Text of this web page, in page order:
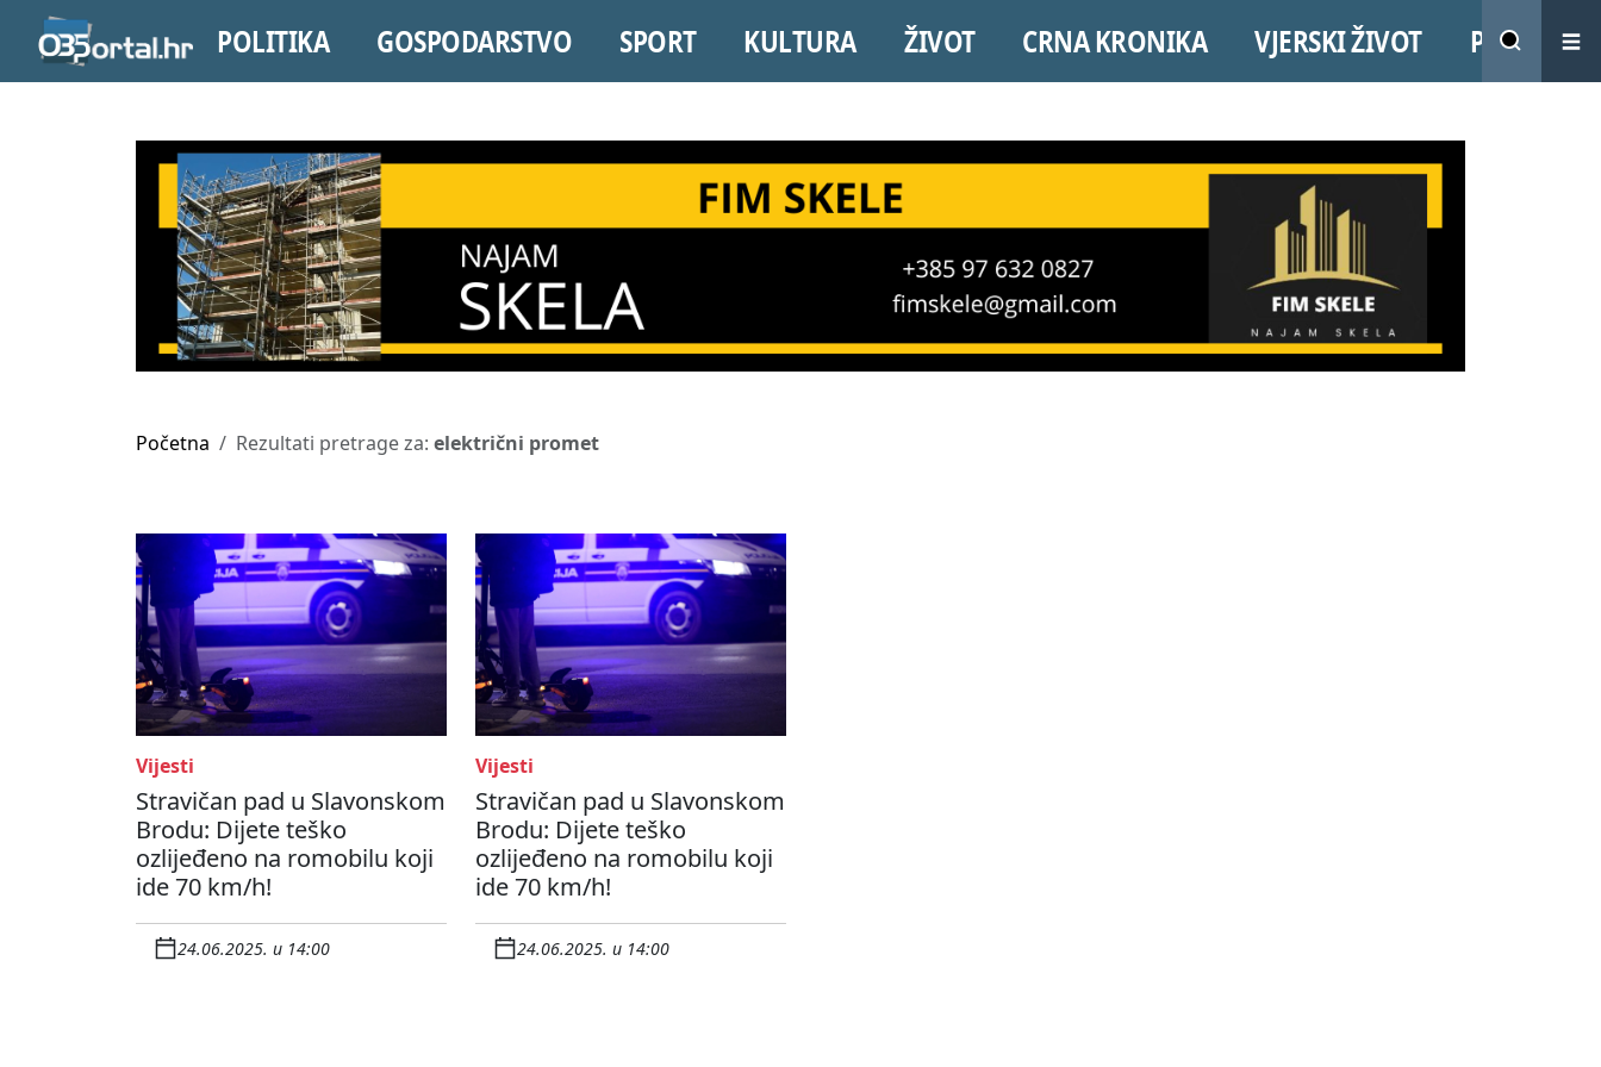
POLITIKA GOSPODARSTVO SPORT KULTURA ŽIVOT CRNA KRONIKA VJERSKI ŽIVOT PROMO
Početna Rezultati pretrage za: električni promet
Vijesti
Stravičan pad u Slavonskom
Brodu: Dijete teško
ozlijeđeno na romobilu koji
ide 70 km/h!
24.06.2025. u 14:00
Vijesti
Stravičan pad u Slavonskom
Brodu: Dijete teško
ozlijeđeno na romobilu koji
ide 70 km/h!
24.06.2025. u 14:00